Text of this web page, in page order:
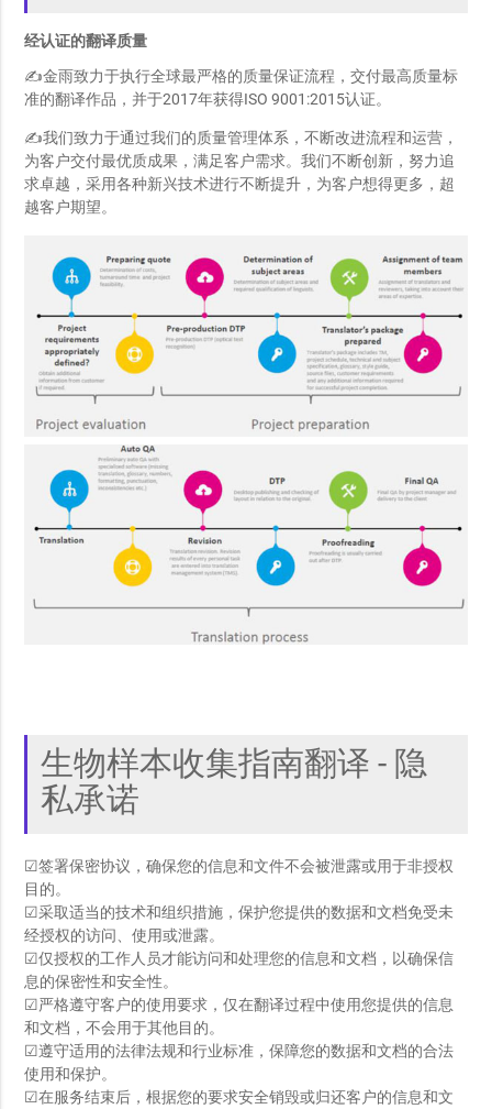
经认证的翻译质量
✍金雨致力于执行全球最严格的质量保证流程，交付最高质量标
准的翻译作品，并于2017年获得ISO 9001:2015认证。
✍我们致力于通过我们的质量管理体系，不断改进流程和运营，
为客户交付最优质成果，满足客户需求。我们不断创新，努力追
求卓越，采用各种新兴技术进行不断提升，为客户想得更多，超
越客户期望。
生物样本收集指南翻译 - 隐
私承诺
☑签署保密协议，确保您的信息和文件不会被泄露或用于非授权
目的。
☑采取适当的技术和组织措施，保护您提供的数据和文档免受未
经授权的访问、使用或泄露。
☑仅授权的工作人员才能访问和处理您的信息和文档，以确保信
息的保密性和安全性。
☑严格遵守客户的使用要求，仅在翻译过程中使用您提供的信息
和文档，不会用于其他目的。
☑遵守适用的法律法规和行业标准，保障您的数据和文档的合法
使用和保护。
☑在服务结束后，根据您的要求安全销毁或归还客户的信息和文